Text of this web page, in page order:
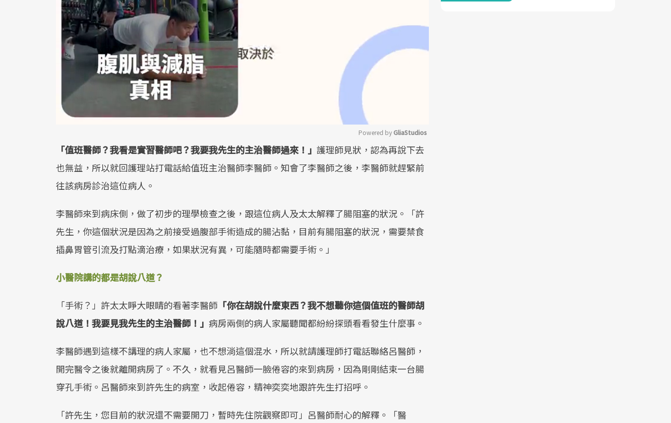
Mute
Powered by GliaStudios
「值班醫師？我看是實習醫師吧？我要我先生的主治醫師過來！」 護理師見狀，認為再說下去
也無益，所以就回護理站打電話給值班主治醫師李醫師。知會了李醫師之後，李醫師就趕緊前
往該病房診治這位病人。
李醫師來到病床側，做了初步的理學檢查之後，跟這位病人及太太解釋了腸阻塞的狀況。「許
先生，你這個狀況是因為之前接受過腹部手術造成的腸沾黏，目前有腸阻塞的狀況，需要禁食
插鼻胃管引流及打點滴治療，如果狀況有異，可能隨時都需要手術。」
小醫院講的都是胡說八道？
「手術？」許太太睜大眼睛的看著李醫師 「你在胡說什麼東西？我不想聽你這個值班的醫師胡
說八道！我要見我先生的主治醫師！」 病房兩側的病人家屬聽聞都紛紛探頭看看發生什麼事。
李醫師遇到這樣不講理的病人家屬，也不想淌這個混水，所以就請護理師打電話聯絡呂醫師，
開完醫令之後就離開病房了。不久，就看見呂醫師一臉倦容的來到病房，因為剛剛結束一台腸
穿孔手術。呂醫師來到許先生的病室，收起倦容，精神奕奕地跟許先生打招呼。
「許先生，您目前的狀況還不需要開刀，暫時先住院觀察即可」呂醫師耐心的解釋。「醫